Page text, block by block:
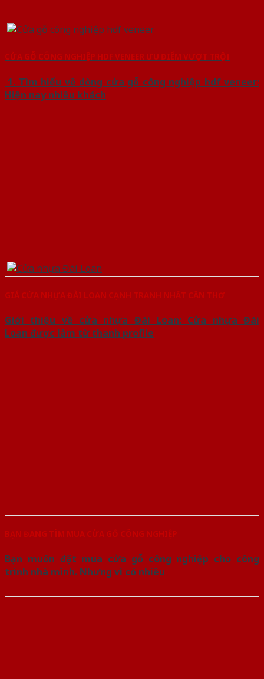
CỬA GỖ CÔNG NGHIỆP HDF VENEER ƯU ĐIỂM VƯỢT TRỘI
1. Tìm hiểu về dòng cửa gỗ công nghiệp hdf veneer:
Hiện nay nhiều khách
GIÁ CỬA NHỰA ĐÀI LOAN CẠNH TRANH NHẤT CẦN THƠ
Giới thiệu về cửa nhựa Đài Loan: Cửa nhựa Đài
Loan được làm từ thanh profile
BẠN ĐANG TÌM MUA CỬA GỖ CÔNG NGHIỆP
Bạn muốn đặt mua cửa gỗ công nghiệp cho công
trình nhà mình. Nhưng vì có nhiều